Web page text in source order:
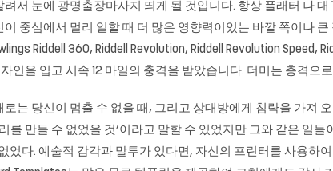
서 눈에 광명출장마사지 띄게 될 것입니다. 항상 플래터 나
중심에서 멀리 일할 때 더 많은 영향력이있는 바깥 쪽이나
Riddell 360, Riddell Revolution, Riddell Revolution Speed,
인을 입고 시속 12 마일의 충격을 받았습니다. 더미는 충격으
는 당신이 멈출 수 없을 때, 그리고 상대방에게 침략을 가져
를 만들 수 없었을 것’이라고 말할 수 있었지만 그와 같은 일
었다. 예술적 감각과 말투가 있다면, 자신의 프린터를 사용하